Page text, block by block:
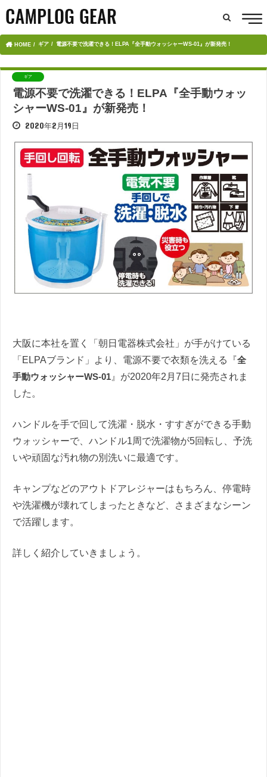
HOME ギア 電源不要で洗濯できる！ELPA『全手動ウォッシャーWS-01』が新発売！
ギア
電源不要で洗濯できる！ELPA『全手動ウォッ
シャーWS-01』が新発売！
2020年2月19日
大阪に本社を置く「朝日電器株式会社」が手がけている
「ELPAブランド」より、電源不要で衣類を洗える『全
手動ウォッシャーWS-01 』が2020年2月7日に発売されま
した。
ハンドルを手で回して洗濯・脱水・すすぎができる手動
ウォッシャーで、ハンドル1周で洗濯物が5回転し、予洗
いや頑固な汚れ物の別洗いに最適です。
キャンプなどのアウトドアレジャーはもちろん、停電時
や洗濯機が壊れてしまったときなど、さまざまなシーン
で活躍します。
詳しく紹介していきましょう。